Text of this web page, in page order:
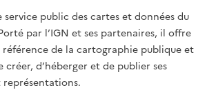
service public des cartes et données du
par l’IGN et ses partenaires, il offre
référence de la cartographie publique et
créer, d’héberger et de publier ses